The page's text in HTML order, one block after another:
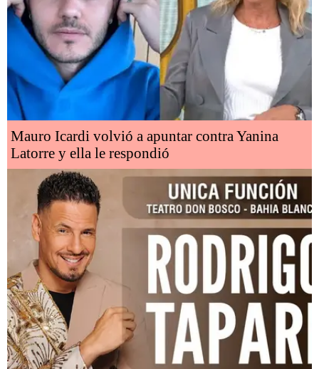
Mauro Icardi volvió a apuntar contra Yanina
Latorre y ella le respondió